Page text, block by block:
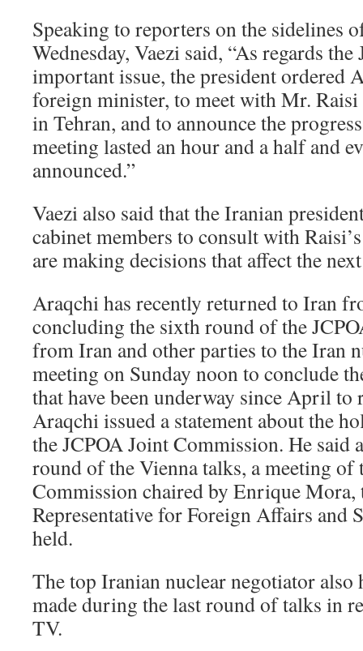
Speaking to reporters on the sidelines
Wednesday, Vaezi said, “As regards
important issue, the president ordered
foreign minister, to meet with Mr. Raisi
in Tehran, and to announce the
meeting lasted an hour and a half and
announced.”
Vaezi also said that the Iranian
cabinet members to consult with
are making decisions that affect the
Araqchi has recently returned to Iran
concluding the sixth round of the
from Iran and other parties to the Iran
meeting on Sunday noon to conclude
that have been underway since April to
Araqchi issued a statement about the
the JCPOA Joint Commission. He said
round of the Vienna talks, a meeting of
Commission chaired by Enrique
Representative for Foreign Affairs and
held.
The top Iranian nuclear negotiator also
made during the last round of talks in
TV.